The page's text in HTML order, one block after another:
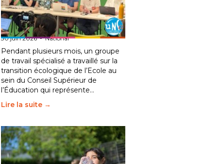
Transition écologique de
l’éducation : l’UNSA Éducation
fait bouger les lignes
30 juin 2026-National
Pendant plusieurs mois, un groupe
de travail spécialisé a travaillé sur la
transition écologique de l’Ecole au
sein du Conseil Supérieur de
l’Éducation qui représente…
Lire la suite →